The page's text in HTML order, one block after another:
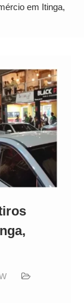
prende 14
Gato’, do
em Itinga,